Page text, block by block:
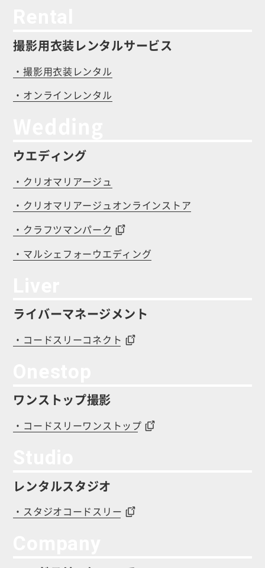
撮影用衣装レンタルサービス
・撮影用衣装レンタル
・オンラインレンタル
ウエディング
・クリオマリアージュ
・クリオマリアージュオンラインストア
・クラフツマンパーク
・マルシェフォーウエディング
ライバーマネージメント
・コードスリーコネクト
ワンストップ撮影
・コードスリーワンストップ
レンタルスタジオ
・スタジオコードスリー